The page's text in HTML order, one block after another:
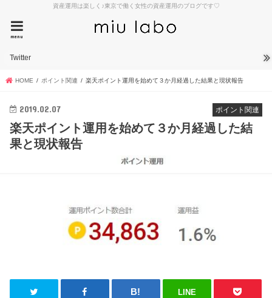
資産運用は楽しく♪東京で働く女性の資産運用のブログです♡
menu
Twitter
HOME ポイント関連 楽天ポイント運用を始めて３か月経過した結果と現状報告
ポイント関連
2019.02.07
楽天ポイント運用を始めて３か月経過した結
果と現状報告
LINE